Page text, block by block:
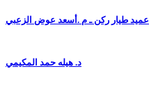
عميد طيار ركن ـ م .أسعد عوض الزعبي
د. هيله حمد المكيمي